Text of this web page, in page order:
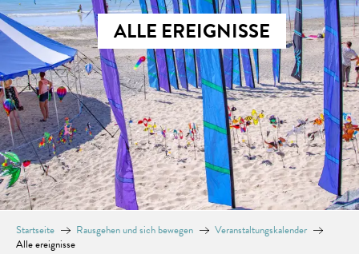
ALLE EREIGNISSE
Startseite Rausgehen und sich bewegen
Veranstaltungskalender
Alle ereignisse